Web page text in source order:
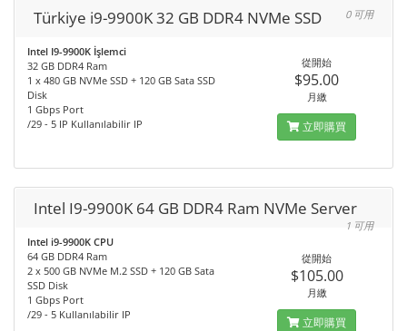
Türkiye i9-9900K 32 GB DDR4 NVMe SSD 0 可用
Intel I9-9900K İşlemci
32 GB DDR4 Ram
1 x 480 GB NVMe SSD + 120 GB Sata SSD
Disk
1 Gbps Port
/29 - 5 IP Kullanılabilir IP
從開始
$95.00
月繳
立即購買
Intel I9-9900K 64 GB DDR4 Ram NVMe Server
1 可用
Intel i9-9900K CPU
64 GB DDR4 Ram
2 x 500 GB NVMe M.2 SSD + 120 GB Sata
SSD Disk
1 Gbps Port
/29 - 5 Kullanılabilir IP
從開始
$105.00
月繳
立即購買